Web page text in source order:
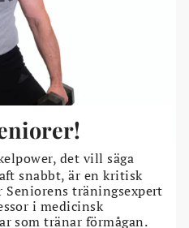
det vill säga
snabbt, är en kritisk
Seniorens träningsexpert
i medicinsk
som tränar förmågan.